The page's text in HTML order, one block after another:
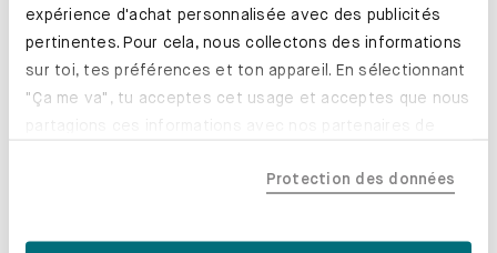
expérience d'achat personnalisée avec des publicités
pertinentes. Pour cela, nous collectons des informations
sur toi, tes préférences et ton appareil. En sélectionnant
"Ça me va", tu acceptes cet usage et acceptes que nous
tes données pourraient être traitées en dehors de l'UE,
Protection des données
vous pouvez créer le meuble qui